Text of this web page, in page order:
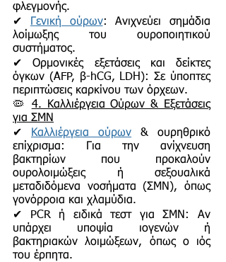
φλεγμονής.
✔
Γενική ούρων: Ανιχνεύει σημάδια
λοίμωξης του ουροποιητικού
συστήματος.
✔ Ορμονικές εξετάσεις και δείκτες
όγκων (AFP, β-hCG, LDH): Σε ύποπτες
περιπτώσεις καρκίνου των όρχεων.
🦠 4. Καλλιέργεια Ούρων & Εξετάσεις
για ΣΜΝ
✔
Καλλιέργεια ούρων & ουρηθρικό
επίχρισμα: Για την ανίχνευση
βακτηρίων που προκαλούν
ουρολοιμώξεις ή σεξουαλικά
μεταδιδόμενα νοσήματα (ΣΜΝ), όπως
γονόρροια και χλαμύδια.
✔ PCR ή ειδικά τεστ για ΣΜΝ: Αν
υπάρχει υποψία ιογενών ή
βακτηριακών λοιμώξεων, όπως ο ιός
του έρπητα.